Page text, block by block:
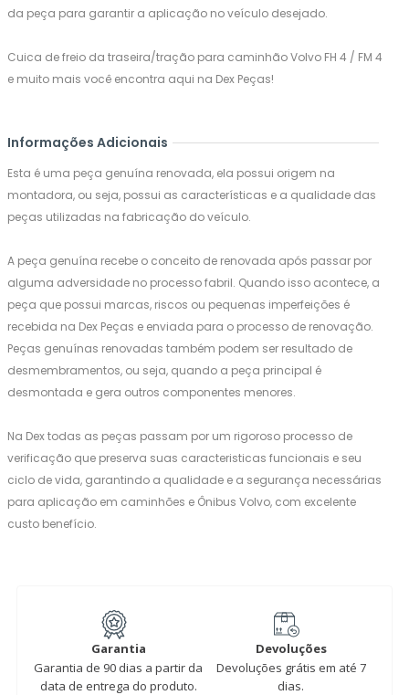
da peça para garantir a aplicação no veículo desejado.
Cuica de freio da traseira/tração para caminhão Volvo FH 4 / FM 4
e muito mais você encontra aqui na Dex Peças!
Informações Adicionais
Esta é uma peça genuína renovada, ela possui origem na
montadora, ou seja, possui as características e a qualidade das
peças utilizadas na fabricação do veículo.
A peça genuína recebe o conceito de renovada após passar por
alguma adversidade no processo fabril. Quando isso acontece, a
peça que possui marcas, riscos ou pequenas imperfeições é
recebida na Dex Peças e enviada para o processo de renovação.
Peças genuínas renovadas também podem ser resultado de
desmembramentos, ou seja, quando a peça principal é
desmontada e gera outros componentes menores.
Na Dex todas as peças passam por um rigoroso processo de
verificação que preserva suas caracteristicas funcionais e seu
ciclo de vida, garantindo a qualidade e a segurança necessárias
para aplicação em caminhões e Ônibus Volvo, com excelente
custo benefício.
Garantia
Garantia de 90 dias a partir da
data de entrega do produto.
Devoluções
Devoluções grátis em até 7
dias.